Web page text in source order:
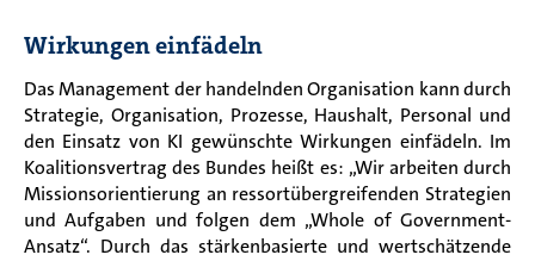
Wirkungen einfädeln
Das Management der handelnden Organisation kann durch
Strategie, Organisation, Prozesse, Haushalt, Personal und
den Einsatz von KI gewünschte Wirkungen einfädeln. Im
Koalitionsvertrag des Bundes heißt es: „Wir arbeiten durch
Missionsorientierung an ressortübergreifenden Strategien
und Aufgaben und folgen dem „Whole of Government-
Ansatz“. Durch das stärkenbasierte und wertschätzende